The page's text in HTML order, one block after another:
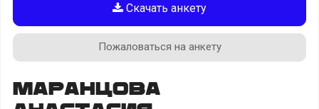
Скачать анкету
Пожаловаться на анкету
Маранцова